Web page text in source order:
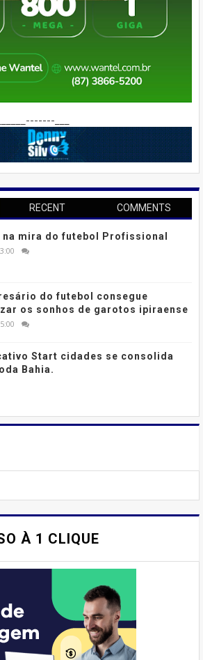
___
RECENT COMMENTS
na mira do futebol Profissional
do futebol consegue
os sonhos de garotos ipiraense
Start cidades se consolida
Bahia.
À 1 CLIQUE